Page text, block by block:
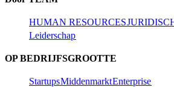
HUMAN RESOURCES​​
Leiderschap​​
OP BEDRIJFSGROOTTE​​
Startups​​Middenmarkt​​Enterprise​​